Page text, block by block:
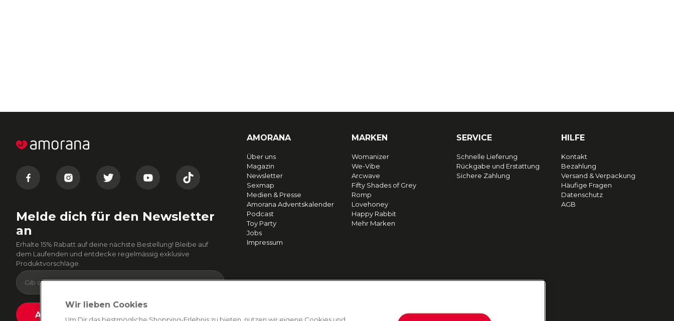
Melde dich für den Newsletter
an
Erhalte 15% Rabatt auf deine nächste Bestellung! Bleibe auf
dem Laufenden und entdecke regelmässig exklusive
Produktvorschläge.
Absenden
AMORANA
Über uns
Magazin
Newsletter
Sexmap
Medien & Presse
Amorana Adventskalender
Podcast
Toy Party
Jobs
Impressum
MARKEN
Womanizer
We-Vibe
Arcwave
Fifty Shades of Grey
Romp
Lovehoney
Happy Rabbit
Mehr Marken
SERVICE
Schnelle Lieferung
Rückgabe und Erstattung
Sichere Zahlung
HILFE
Kontakt
Bezahlung
Versand & Verpackung
Häufige Fragen
Datenschutz
AGB
Wir lieben Cookies